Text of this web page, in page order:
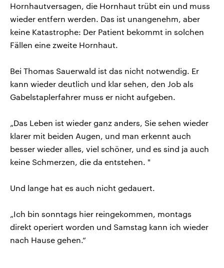
Hornhautversagen, die Hornhaut trübt ein und muss
wieder entfern werden. Das ist unangenehm, aber
keine Katastrophe: Der Patient bekommt in solchen
Fällen eine zweite Hornhaut.
Bei Thomas Sauerwald ist das nicht notwendig. Er
kann wieder deutlich und klar sehen, den Job als
Gabelstaplerfahrer muss er nicht aufgeben.
„Das Leben ist wieder ganz anders, Sie sehen wieder
klarer mit beiden Augen, und man erkennt auch
besser wieder alles, viel schöner, und es sind ja auch
keine Schmerzen, die da entstehen. "
Und lange hat es auch nicht gedauert.
„Ich bin sonntags hier reingekommen, montags
direkt operiert worden und Samstag kann ich wieder
nach Hause gehen.“